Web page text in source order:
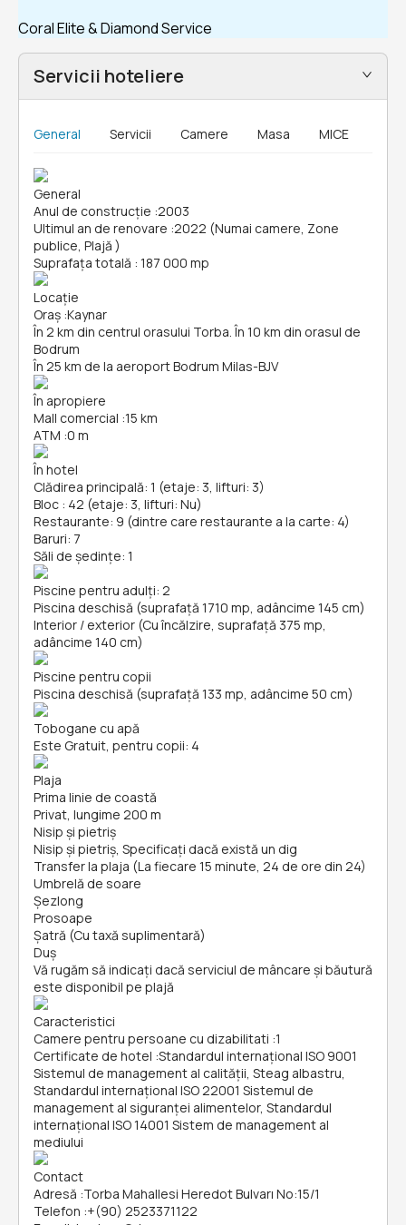
Coral Elite & Diamond Service
Servicii hoteliere
General Servicii Camere Masa MICE
General
Anul de construcție :2003
Ultimul an de renovare :2022 (Numai camere, Zone
publice, Plajă )
Suprafața totală : 187 000 mp
Locație
Oraș :Kaynar
În 2 km din centrul orasului Torba. În 10 km din orasul de
Bodrum
În 25 km de la aeroport Bodrum Milas-BJV
În apropiere
Mall comercial :15 km
ATM :0 m
În hotel
Clădirea principală: 1 (etaje: 3, lifturi: 3)
Bloc : 42 (etaje: 3, lifturi: Nu)
Restaurante: 9 (dintre care restaurante a la carte: 4)
Baruri: 7
Săli de ședințe: 1
Piscine pentru adulți: 2
Piscina deschisă (suprafață 1710 mp, adâncime 145 cm)
Interior / exterior (Cu încălzire, suprafață 375 mp,
adâncime 140 cm)
Piscine pentru copii
Piscina deschisă (suprafață 133 mp, adâncime 50 cm)
Tobogane cu apă
Este Gratuit, pentru copii: 4
Plaja
Prima linie de coastă
Privat, lungime 200 m
Nisip și pietriş
Nisip și pietriş, Specificați dacă există un dig
Transfer la plaja (La fiecare 15 minute, 24 de ore din 24)
Umbrelă de soare
Șezlong
Prosoape
Şatră (Cu taxă suplimentară)
Duș
Vă rugăm să indicați dacă serviciul de mâncare și băutură
este disponibil pe plajă
Caracteristici
Camere pentru persoane cu dizabilitati :1
Certificate de hotel :Standardul internațional ISO 9001
Sistemul de management al calității, Steag albastru,
Standardul internațional ISO 22001 Sistemul de
management al siguranței alimentelor, Standardul
internațional ISO 14001 Sistem de management al
mediului
Contact
Adresă :Torba Mahallesi Heredot Bulvarı No:15/1
Telefon :+(90) 2523371122